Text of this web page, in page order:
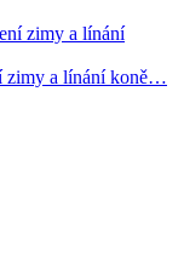
zimy a línání koně…